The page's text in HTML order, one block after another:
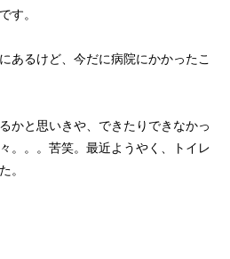
す。
あるけど、今だに病院にかかったこ
かと思いきや、できたりできなかっ
。。。苦笑。最近ようやく、トイレ
。